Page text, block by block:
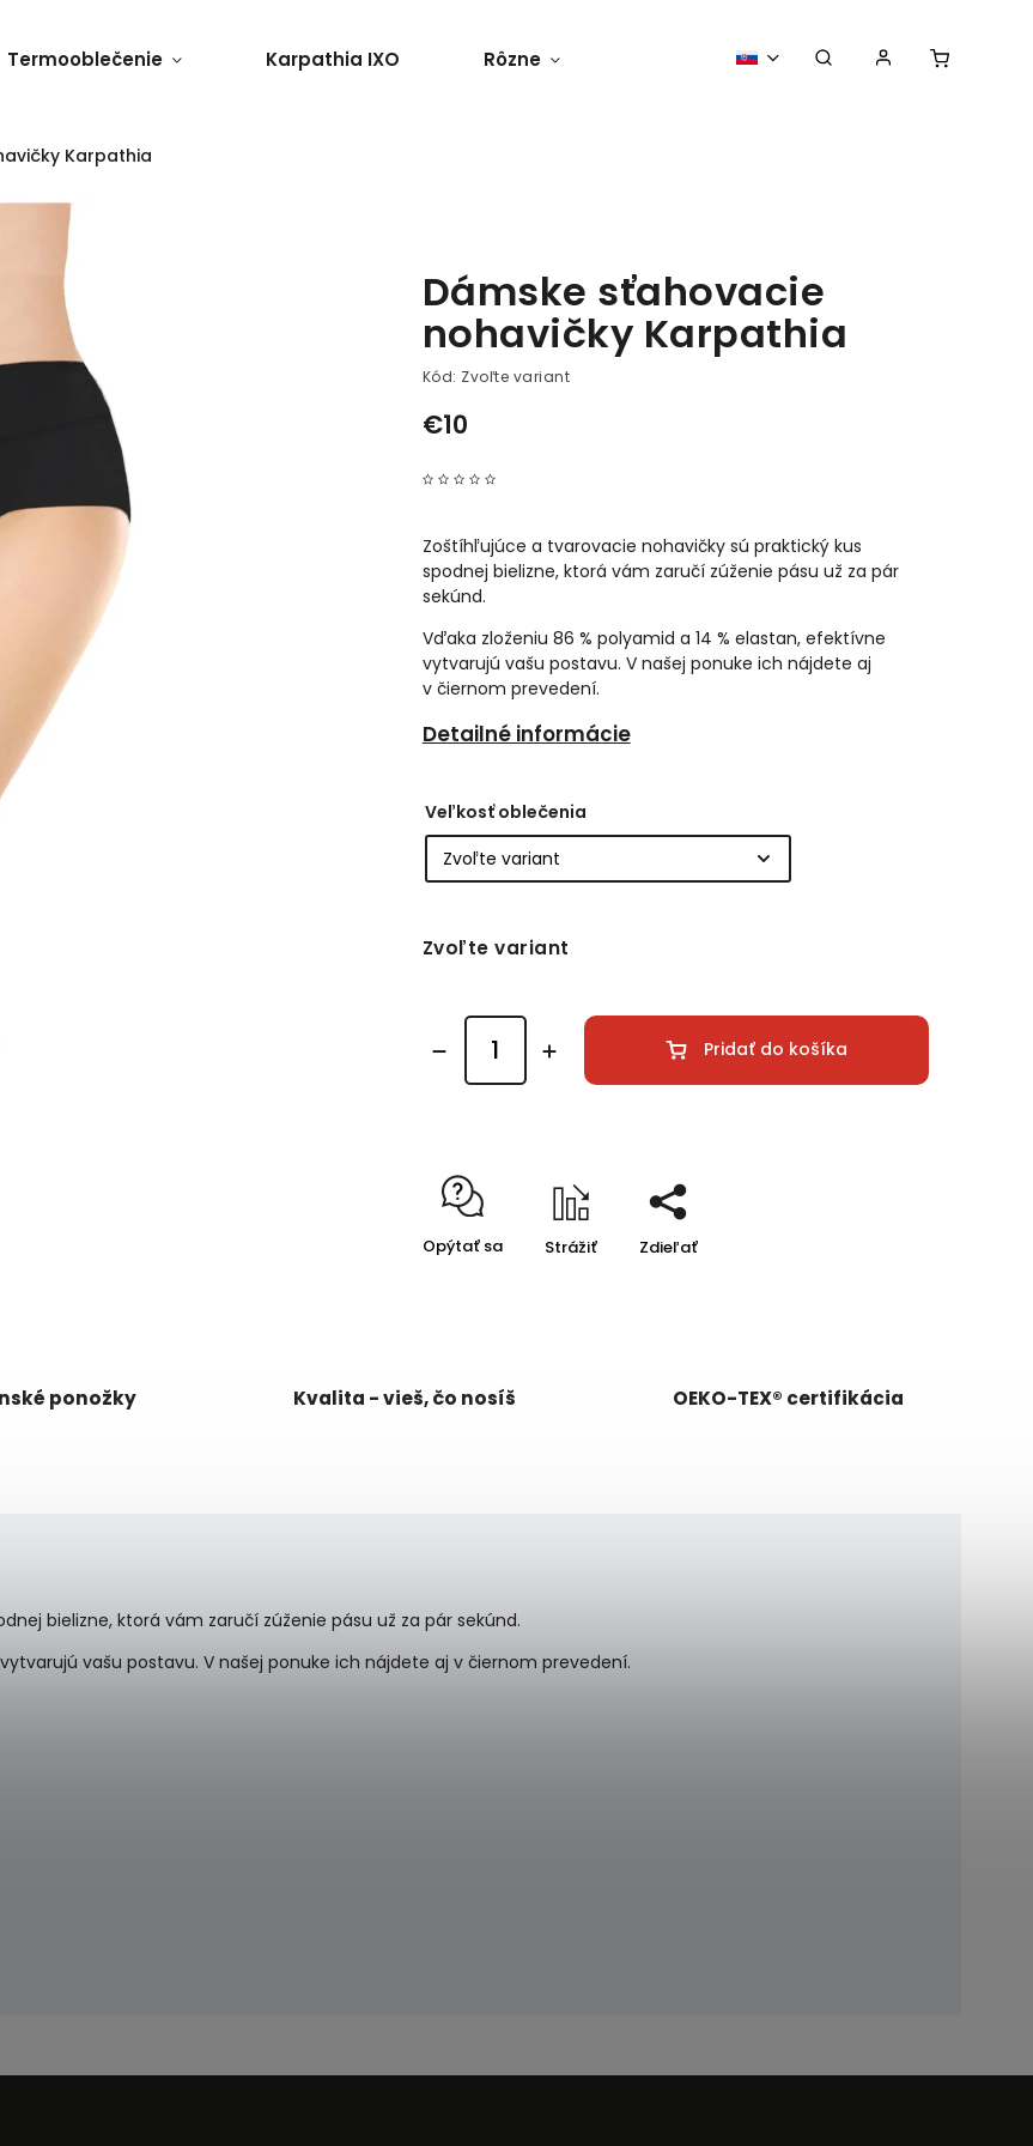
Termooblečenie Karpathia IXO Rôzne PROLEN® MEDICAL
Karpathia
Dámske sťahovacie
nohavičky Karpathia
Kód: Zvoľte variant
€10
Zoštíhľujúce a tvarovacie nohavičky sú praktický kus
spodnej bielizne, ktorá vám zaručí zúženie pásu už za pár
sekúnd.
Vďaka zloženiu 86 % polyamid a 14 % elastan, efektívne
vytvarujú vašu postavu. V našej ponuke ich nájdete aj
v čiernom prevedení.
Detailné informácie
Veľkosť oblečenia
Zvoľte variant
Pridať do košíka
Opýtať sa Strážiť Zdieľať
ponožky Kvalita - vieš, čo nosíš OEKO-TEX® certifikácia
bielizne, ktorá vám zaručí zúženie pásu už za pár sekúnd.
vašu postavu. V našej ponuke ich nájdete aj v čiernom prevedení.